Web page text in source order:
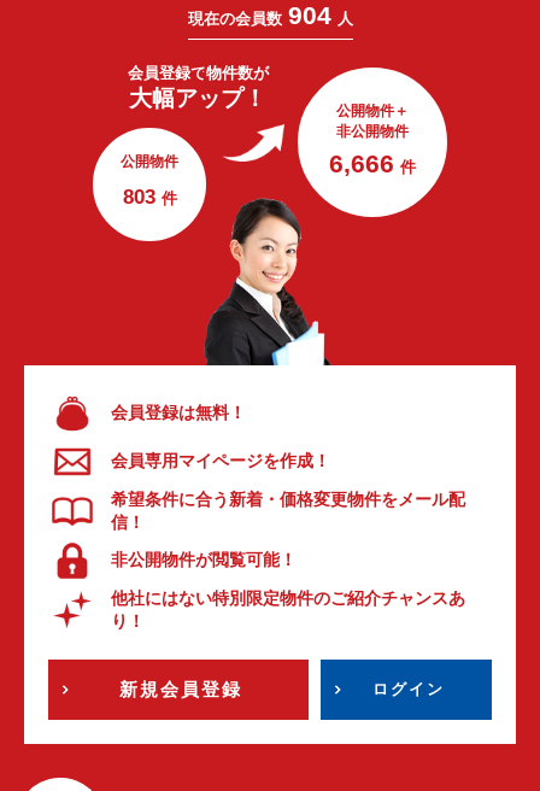
現在の会員数 904 人
会員登録で物件数が
大幅アップ！
公開物件
803 件
公開物件＋
非公開物件
6,666 件
会員登録は無料！
会員専用マイページを作成！
希望条件に合う新着・価格変更物件をメール配
信！
非公開物件が閲覧可能！
他社にはない特別限定物件のご紹介チャンスあ
り！
新規会員登録 ログイン